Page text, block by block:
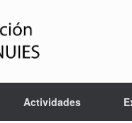
Actividades